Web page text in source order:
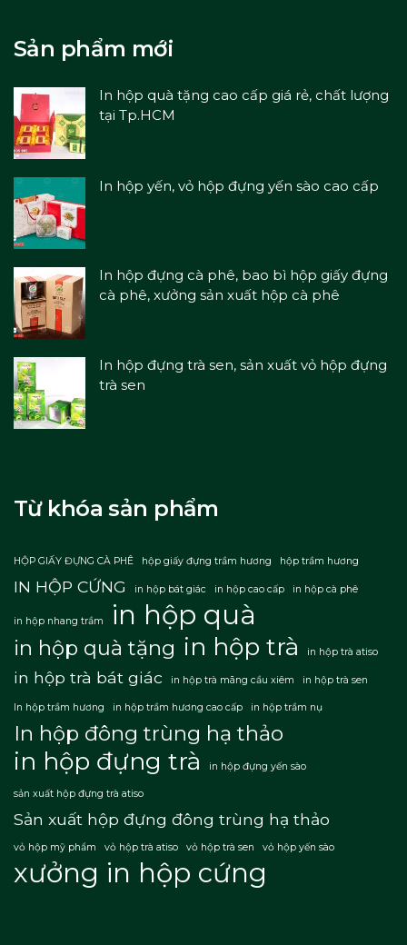
Sản phẩm mới
In hộp quà tặng cao cấp giá rẻ, chất lượng
tại Tp.HCM
In hộp yến, vỏ hộp đựng yến sào cao cấp
In hộp đựng cà phê, bao bì hộp giấy đựng
cà phê, xưởng sản xuất hộp cà phê
In hộp đựng trà sen, sản xuất vỏ hộp đựng
trà sen
Từ khóa sản phẩm
HỘP GIẤY ĐỰNG CÀ PHÊ hộp giấy đựng trầm hương hộp trầm hương
IN HỘP CỨNG in hộp bát giác in hộp cao cấp in hộp cà phê
in hộp nhang trầm in hộp quà
in hộp quà tặng in hộp trà in hộp trà atiso
in hộp trà bát giác in hộp trà mãng cầu xiêm in hộp trà sen
In hộp trầm hương in hộp trầm hương cao cấp in hộp trầm nụ
In hộp đông trùng hạ thảo
in hộp đựng trà in hộp đựng yến sào
sản xuất hộp đựng trà atiso
Sản xuất hộp đựng đông trùng hạ thảo
vỏ hộp mỹ phẩm vỏ hộp trà atiso vỏ hộp trà sen vỏ hộp yến sào
xưởng in hộp cứng